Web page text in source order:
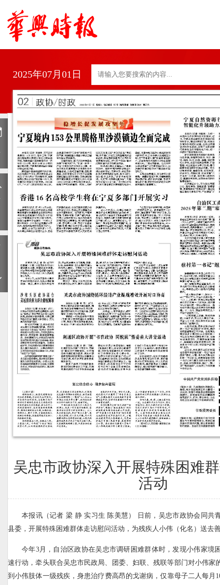
2025年07月01日
吴忠市政协深入开展特殊困难
活动
本报讯（记者 梁 静 实习生 陈美慧） 日前，吴忠市政协会同共
县委，开展特殊困难群体走访慰问活动，为残疾人小伟（化名）送去
今年3月，自治区政协在吴忠市调研困难群体时，发现小伟家境
速行动，牵头联合吴忠市民政局、团委、妇联、残联等部门对小伟家
到小伟肢体一级残疾，身患治疗费高昂的戈谢病，仅靠母子二人每月